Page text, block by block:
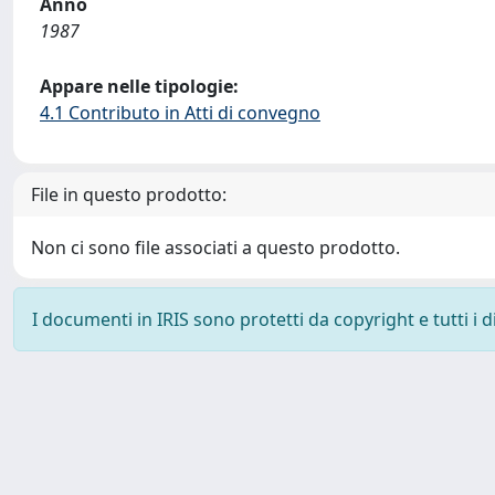
1987
Appare nelle tipologie:
4.1 Contributo in Atti di convegno
File in questo prodotto:
Non ci sono file associati a questo prodotto.
I documenti in IRIS sono protetti da copyright e tutti i